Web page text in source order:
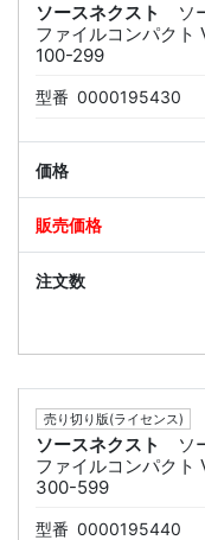
ソースネクスト
ソ
ファイルコンパクト
100-299
型番 0000195430
売り切り版(ライセンス)
ソースネクスト
ソ
ファイルコンパクト
300-599
型番 0000195440